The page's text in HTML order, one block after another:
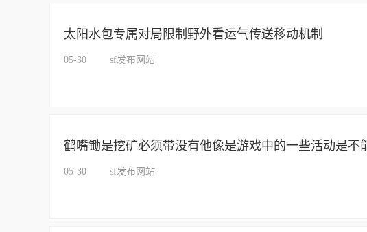
太阳水包专属对局限制野外看运气传送移动机制
05-30
sf发布网站
鹤嘴锄是挖矿必须带没有他像是游戏中的一些活动是不
05-30
sf发布网站